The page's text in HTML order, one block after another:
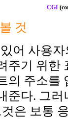
CGI
것
어 사용
주기 위
의 주소를
준다. 그
은 보통